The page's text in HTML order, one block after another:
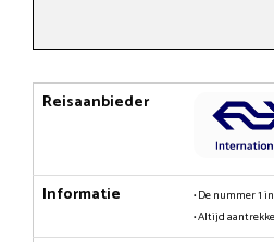
Reisaanbieder
Informatie
• De nummer 1
• Altijd